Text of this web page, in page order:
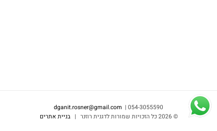
054-3055590 |
dganit.rosner@gmail.com
©2026 כל הזכויות שמורות לדגנית רוזנר | בניית אתרים